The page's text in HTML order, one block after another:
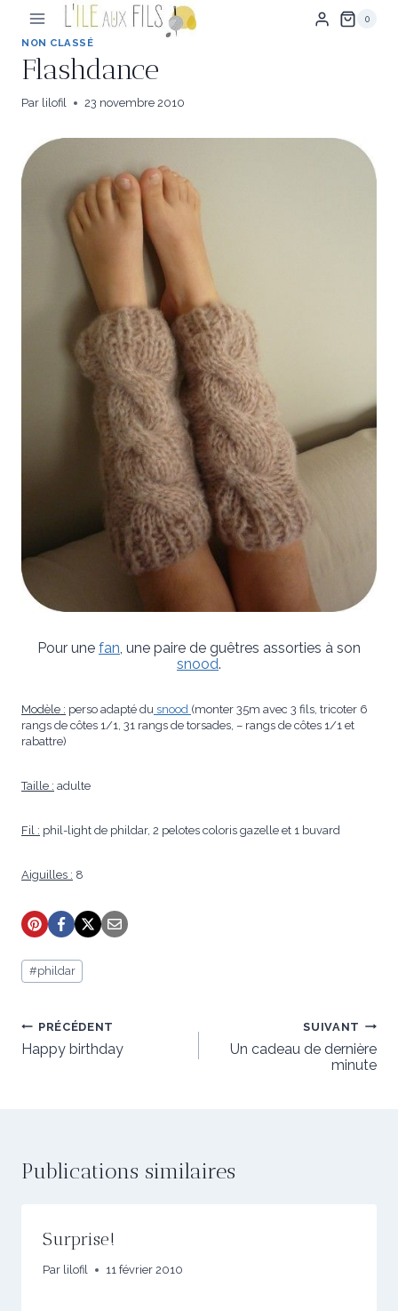
contenu
0
NON CLASSÉ
Flashdance
Par lilofil 23 novembre 2010
Pour une fan, une paire de guêtres assorties à son
snood.
Modèle : perso adapté du snood (monter 35m avec 3 fils, tricoter 6
rangs de côtes 1/1, 31 rangs de torsades, – rangs de côtes 1/1 et
rabattre)
Taille : adulte
Fil : phil-light de phildar, 2 pelotes coloris gazelle et 1 buvard
Aiguilles : 8
Étiquettes
de
#phildar
Navigation
de
PRÉCÉDENT
Happy birthday
SUIVANT
Un cadeau de dernière
minute
Publications similaires
Surprise!
Par lilofil 11 février 2010